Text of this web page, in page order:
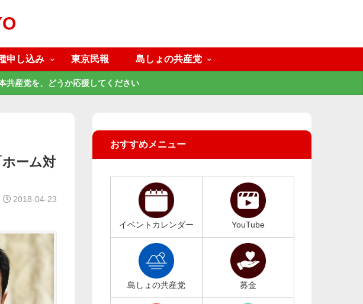
申し込み 東京民報 島しょの共産党
共産党を、どうか応援してください
ホーム対
2018-04-23
おすすめメニュー
イベントカレンダー YouTube
島しょの共産党 募金